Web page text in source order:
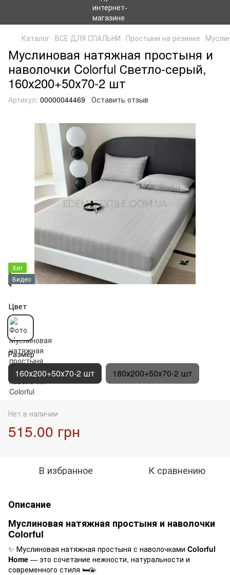
Каталог ВСЕ ДЛЯ СПАЛЬНИ Простыни на резинке
Муслиновая натяжная простыня и
наволочки Colorful Светло-серый,
160х200+50х70-2 шт
Артикул: 00000044469 Оставить отзыв
Хит
Видео
Цвет
Размер
160х200+50х70-2 шт 180х200+50х70-2 шт
Нет в наличии
515.00 грн
В избранное К сравнению
Описание
Муслиновая натяжная простыня и наволочки
Colorful
✨ Муслиновая натяжная простыня с наволочками Colorful
Home — это сочетание нежности, натуральности и
современного стиля 🛏️💫